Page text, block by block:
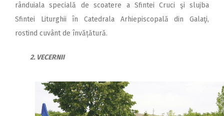
rânduiala specială de scoatere a Sfintei Cruci şi slujba
Sfintei Liturghii în Catedrala Arhiepiscopală din Galaţi,
rostind cuvânt de învățătură.
2. VECERNII